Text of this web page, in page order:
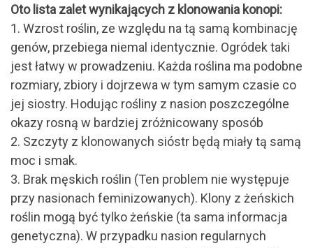
Oto lista zalet wynikających z klonowania konopi:
1. Wzrost roślin, ze względu na tą samą kombinację
genów, przebiega niemal identycznie. Ogródek taki
jest łatwy w prowadzeniu. Każda roślina ma podobne
rozmiary, zbiory i dojrzewa w tym samym czasie co
jej siostry. Hodując rośliny z nasion poszczególne
okazy rosną w bardziej zróżnicowany sposób
2. Szczyty z klonowanych sióstr będą miały tą samą
moc i smak.
3. Brak męskich roślin (Ten problem nie występuje
przy nasionach feminizowanych). Klony z żeńskich
roślin mogą być tylko żeńskie (ta sama informacja
genetyczna). W przypadku nasion regularnych